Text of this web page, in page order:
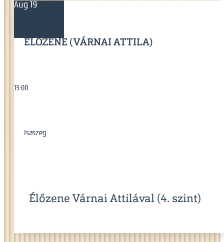
Aug 19
ÉLŐZENE (VÁRNAI ATTILA)
13:00
Isaszeg
Élőzene Várnai Attilával (4. szint)